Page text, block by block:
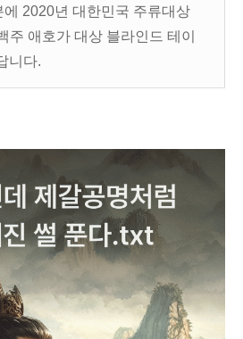
에 2020년 대한민국 주류대상
주 애호가 대상 블라인드 테이
니다.